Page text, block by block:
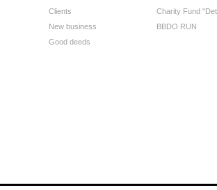
Clients
New business
Good deeds
Charity Fund
BBDO RUN